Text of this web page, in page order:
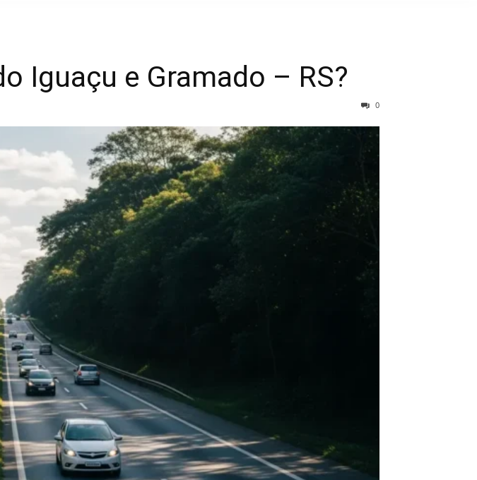
Iguaçu e Gramado – RS?
0